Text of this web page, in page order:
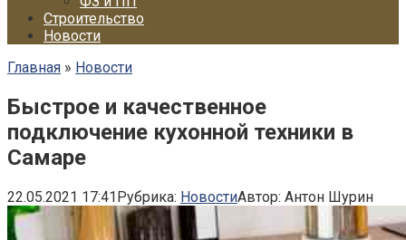
Строительство
Новости
Главная » Новости
Быстрое и качественное
подключение кухонной техники в
Самаре
22.05.2021 17:41Рубрика: НовостиАвтор: Антон Шурин